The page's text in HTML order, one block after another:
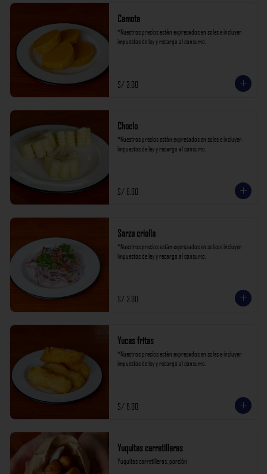
Camote
*Nuestros precios están expresados en soles e incluyen
impuestos de ley y recargo al consumo.
S/ 3.00
Choclo
*Nuestros precios están expresados en soles e incluyen
impuestos de ley y recargo al consumo.
S/ 6.00
Sarza criolla
*Nuestros precios están expresados en soles e incluyen
impuestos de ley y recargo al consumo.
S/ 3.00
Yucas fritas
*Nuestros precios están expresados en soles e incluyen
impuestos de ley y recargo al consumo.
S/ 6.00
Yuquitas carretilleras
Yuquitas carretilleras, porción